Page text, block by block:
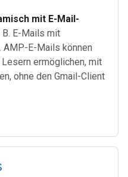
mit E-Mail-
B. E-Mails mit
AMP-E-Mails können
ermöglichen, mit
ohne den Gmail-Client